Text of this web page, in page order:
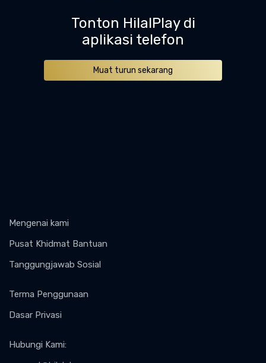
Tonton HilalPlay di
aplikasi telefon
Muat turun sekarang
Mengenai kami
Pusat Khidmat Bantuan
Tanggungjawab Sosial
Terma Penggunaan
Dasar Privasi
Hubungi Kami: